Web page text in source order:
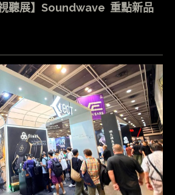
視聽展】Soundwave 重點新品